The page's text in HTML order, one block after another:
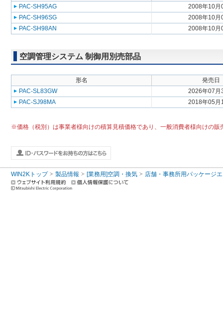
PAC-SH95AG
2008年10月
PAC-SH96SG
2008年10月
PAC-SH98AN
2008年10月
空調管理システム 制御用別売部品
形名
発売日
PAC-SL83GW
2026年07月
PAC-SJ98MA
2018年05月
※価格（税別）は事業者様向けの積算見積価格であり、一般消費者様向けの販
WIN2Kトップ 製品情報 [業務用]空調・換気 店舗・事務所用パッケージ